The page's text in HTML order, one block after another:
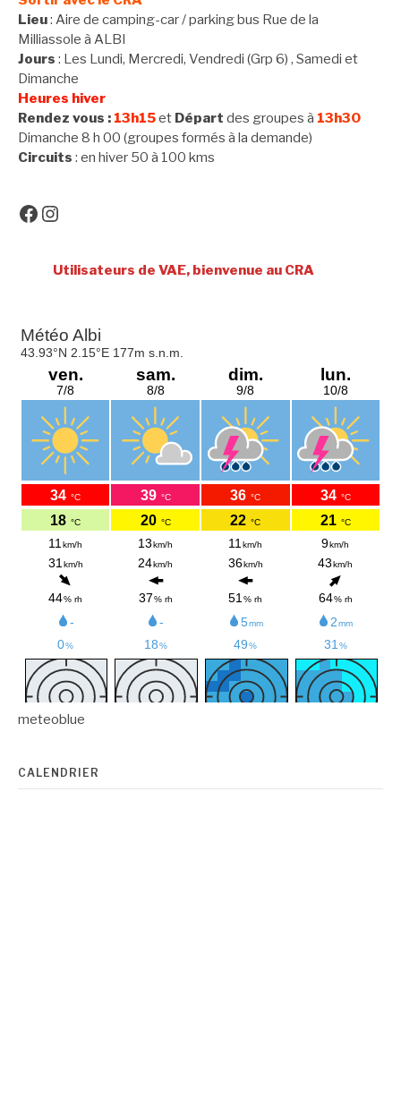
Lieu: Aire de camping-car / parking bus Rue de la
Milliassole à ALBI
Jours : Les Lundi, Mercredi, Vendredi (Grp 6) , Samedi et
Dimanche
Heures hiver
Rendez vous : 13h15et Départ des groupes à 13h30
Dimanche 8 h 00 (groupes formés à la demande)
Circuits : en hiver 50 à 100 kms
Facebook
Instagram
Utilisateurs de VAE, bienvenue au CRA
meteoblue
CALENDRIER